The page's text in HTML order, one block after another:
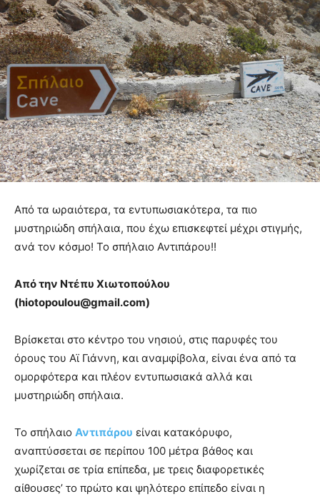
Από τα ωραιότερα, τα εντυπωσιακότερα, τα πιο
μυστηριώδη σπήλαια, που έχω επισκεφτεί μέχρι στιγμής,
ανά τον κόσμο! Το σπήλαιο Αντιπάρου!!
Από την Ντέπυ Χιωτοπούλου
(hiotopoulou@gmail.com)
Βρίσκεται στο κέντρο του νησιού, στις παρυφές του
όρους του Αϊ Γιάννη, και αναμφίβολα, είναι ένα από τα
ομορφότερα και πλέον εντυπωσιακά αλλά και
μυστηριώδη σπήλαια.
Το σπήλαιο Αντιπάρου είναι κατακόρυφο,
αναπτύσσεται σε περίπου 100 μέτρα βάθος και
χωρίζεται σε τρία επίπεδα, με τρεις διαφορετικές
αίθουσες’ το πρώτο και ψηλότερο επίπεδο είναι η